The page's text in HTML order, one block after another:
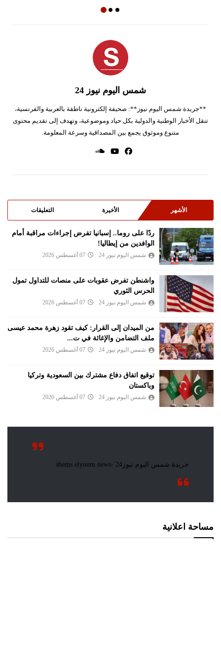
شمس اليوم نيوز 24
**جريدة شمس اليوم نيوز**: صحيفة إلكترونية ناطقة بالعربية والفرنسية،
تنقل الأخبار الوطنية والدولية بكل حياد وموضوعية، وتهدف إلى تقديم محتوى
متنوع وموثوق يجمع بين المصداقية وسرعة المعلومة.
الأشهر الأخيرة التعليقات
ردًا على روما.. إسبانيا تفرض إجراءات مراقبة أمام
الوافدين من إيطاليا!
شمس اليوم نيوز 24 07 أغسطس 2026
واشنطن تفرض عقوبات على منصات للتداول تمول
الحرس الثوري
شمس اليوم نيوز 24 07 أغسطس 2026
من الميدان إلى القرار: كيف تقود زهرة محمد عيسى
ملف التضامن والإغاثة في ت...
شمس اليوم نيوز 24 07 أغسطس 2026
توقيع اتفاق دفاع مشترك بين السعودية وتركيا
وباكستان
شمس اليوم نيوز 24 07 أغسطس 2026
مساحة اعلانية